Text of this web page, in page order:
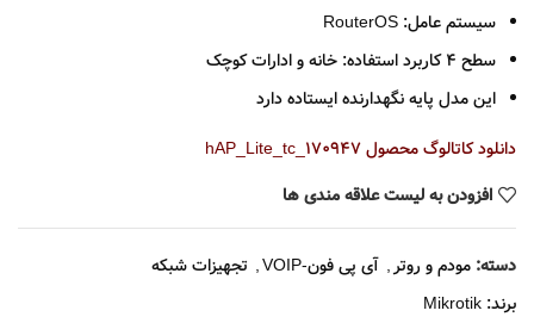
سیستم عامل: RouterOS
سطح 4 کاربرد استفاده: خانه و ادارات کوچک
این مدل پایه نگهدارنده ایستاده دارد
دانلود کاتالوگ محصولhAP_Lite_tc_170947
افزودن به لیست علاقه مندی ها
دسته: مودم و روتر, آی پی فون-VOIP , تجهیزات شبکه
برند: Mikrotik